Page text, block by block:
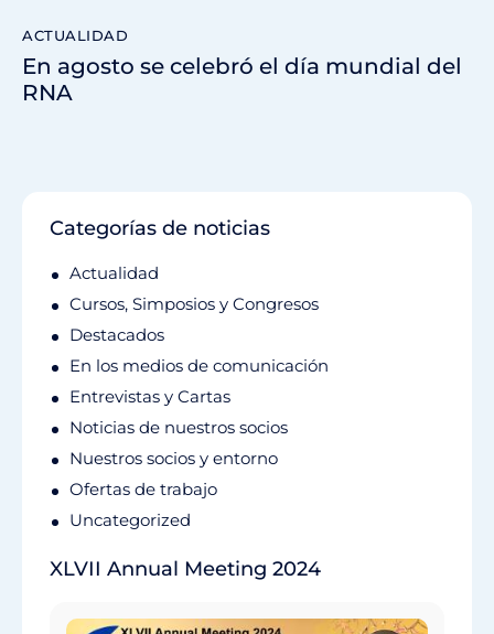
ACTUALIDAD
En agosto se celebró el día mundial del
RNA
Categorías de noticias
Actualidad
Cursos, Simposios y Congresos
Destacados
En los medios de comunicación
Entrevistas y Cartas
Noticias de nuestros socios
Nuestros socios y entorno
Ofertas de trabajo
Uncategorized
XLVII Annual Meeting 2024